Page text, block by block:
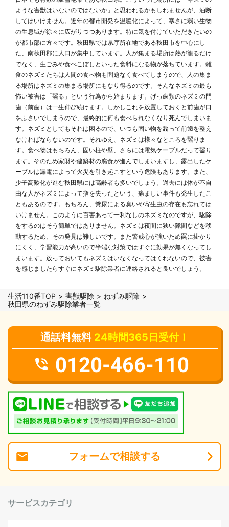
ような害獣はいないのではないか」と思われるかもしれませんが、油断
してはいけません。近年の都市開発を温暖化によって、寒さに弱い生物
の生息域が徐々に広がりつつあります。特に気を付けていただきたいの
が都市部に方々です。秋田県では県庁所在地である秋田市を中心にし
た、南秋田郡に人口が集中しています。人が集まる場所は熱が籠るだけ
でなく、生ごみや食べこぼしといった食料になる物が落ちています。雑
食のネズミたちは人間の食べ物も問題なく食べてしまうので、人の集ま
る場所はネズミの集まる場所にもなり得るのです。そんなネズミの最も
怖い被害は「齧る」という行為から始まります。げっ歯類のネズミの門
歯（前歯）は一生伸び続けます。しかしこれを放置しておくと前歯が口
をふさいでしまうので、最終的に何も食べられなくなり死んでしまいま
す。ネズミとしてもそれは困るので、いつも固い物を齧って前歯を整え
なければならないのです。それゆえ、ネズミは様々なところを齧りま
す。食べ物はもちろん、固い柱や壁、さらには電気ケーブルだって齧り
ます。そのため家財や建築材の腐食が進んでしまいますし、露出したケ
ーブルは漏電によって火災を引き起こすという危険もあります。また、
少子高齢化が進む秋田県には高齢者も多いでしょう。過去には体が不自
由な人がネズミによって指を失ったという、痛ましい事件も発生したこ
ともあるのです。もちろん、糞尿による臭いや寄生虫の存在も忘れては
いけません。このように百害あって一利なしのネズミなのですが、駆除
をするのはそう簡単ではありません。ネズミは夜間に狭い隙間などを移
動するため、その発見は難しいです。また警戒心が強いため罠に掛かり
にくく、学習能力が高いので半端な対策ではすぐに効果が無くなってし
まいます。放っておいてもネズミはいなくなってはくれないので、被害
を感じましたらすぐにネズミ駆除業者に連絡されると良いでしょう。
生活110番TOP 害獣駆除
ねずみ駆除
秋田県のねずみ駆除業者一覧
通話料無料 24時間365日受付！
0120-466-110
フォームで相談する
サービスカテゴリ